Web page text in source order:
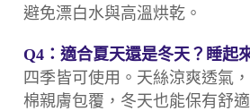
避免漂白水與高溫烘乾。
Q4：適合夏天還是冬天？睡起
四季皆可使用。天絲涼爽透氣
棉親膚包覆，冬天也能保有舒